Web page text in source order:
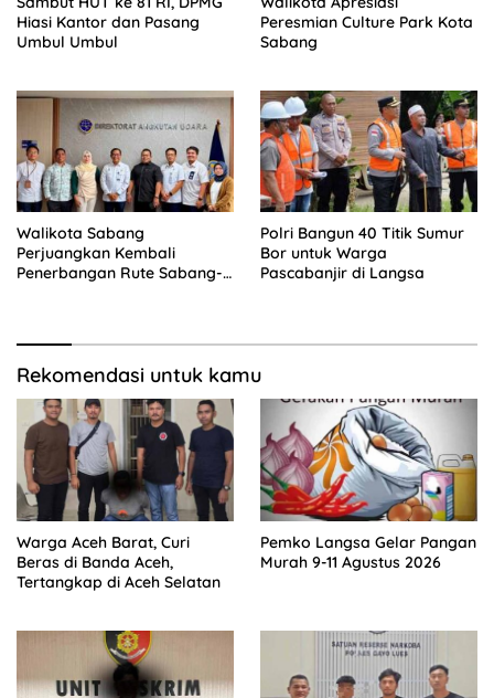
Hiasi Kantor dan Pasang
Umbul Umbul
Peresmian Culture Park Kota
Sabang
Walikota Sabang
Perjuangkan Kembali
Penerbangan Rute Sabang-
Polri Bangun 40 Titik Sumur
Bor untuk Warga
Pascabanjir di Langsa
Rekomendasi untuk kamu
Warga Aceh Barat, Curi
Beras di Banda Aceh,
Tertangkap di Aceh Selatan
Pemko Langsa Gelar Pangan
Murah 9-11 Agustus 2026